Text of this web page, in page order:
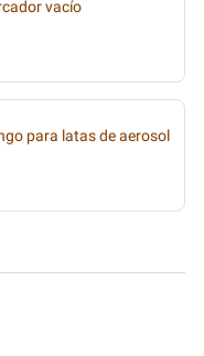
vacío
para latas de aerosol